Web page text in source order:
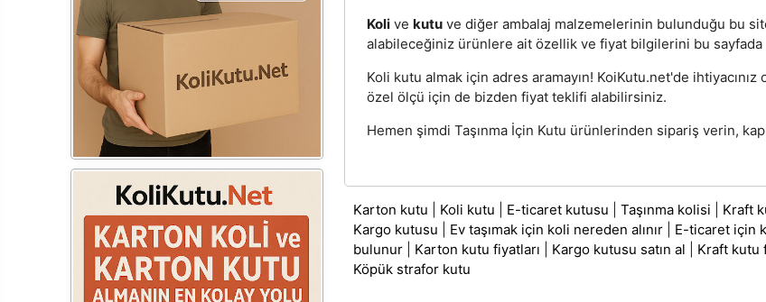
Kolive kutuve diğer ambalaj malzemelerinin bulunduğu bu
alabileceğiniz ürünlere ait özellik ve fiyat bilgilerini bu
Koli kutu almak için adres aramayın! KoiKutu.net'de
özel ölçü için de bizden fiyat teklifi alabilirsiniz.
Hemen şimdi Taşınma İçin Kutu ürünlerinden sipariş verin,
Karton kutu Koli kutu E-ticaret kutusu Taşınma kolisi Kraft
Kargo kutusu
Ev taşımak için koli nereden alınır| E-ticaret için
bulunur| Karton kutu fiyatları Kargo kutusu satın al Kraft kutu
Köpük strafor kutu